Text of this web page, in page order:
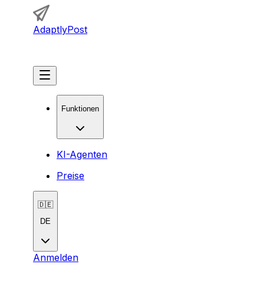
AdaptlyPost
Funktionen
KI-Agenten
Preise
🇩🇪
DE
Anmelden